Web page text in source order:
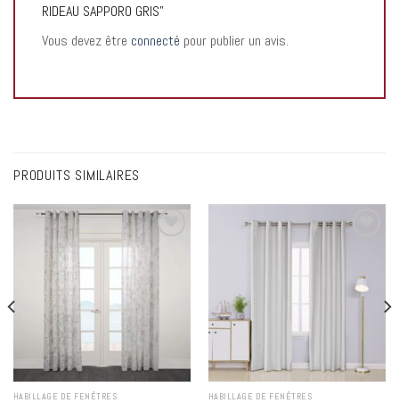
RIDEAU SAPPORO GRIS”
Vous devez être connecté pour publier un avis.
PRODUITS SIMILAIRES
wishlist
HABILLAGE DE FENÊTRES HABILLAGE DE FENÊTRES